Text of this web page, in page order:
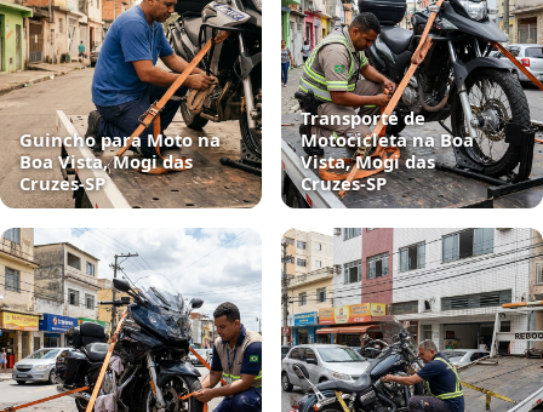
Guincho para Moto na
Boa Vista, Mogi das
Cruzes‑SP
Transporte de
Motocicleta na Boa
Vista, Mogi das
Cruzes‑SP